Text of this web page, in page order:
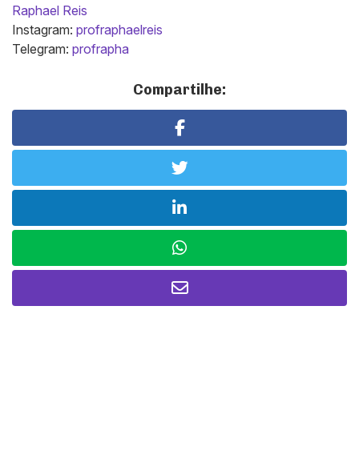
Raphael Reis
Instagram: profraphaelreis
Telegram: profrapha
Compartilhe: